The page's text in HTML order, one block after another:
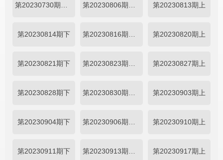
第20230813期上
第20230814期下 第20230820期上
第20230821期下 第20230827期上
第20230828期下 第20230903期上
第20230904期下 第20230910期上
第20230911期下 第20230917期上